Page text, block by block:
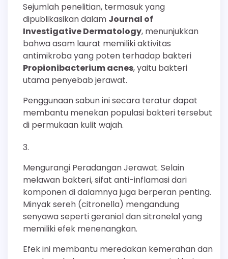
Sejumlah penelitian, termasuk yang
dipublikasikan dalam Journal of
Investigative Dermatology, menunjukkan
bahwa asam laurat memiliki aktivitas
antimikroba yang poten terhadap bakteri
Propionibacterium acnes, yaitu bakteri
utama penyebab jerawat.
Penggunaan sabun ini secara teratur dapat
membantu menekan populasi bakteri tersebut
di permukaan kulit wajah.
Mengurangi Peradangan Jerawat. Selain
melawan bakteri, sifat anti-inflamasi dari
komponen di dalamnya juga berperan penting.
Minyak sereh (citronella) mengandung
senyawa seperti geraniol dan sitronelal yang
memiliki efek menenangkan.
Efek ini membantu meredakan kemerahan dan